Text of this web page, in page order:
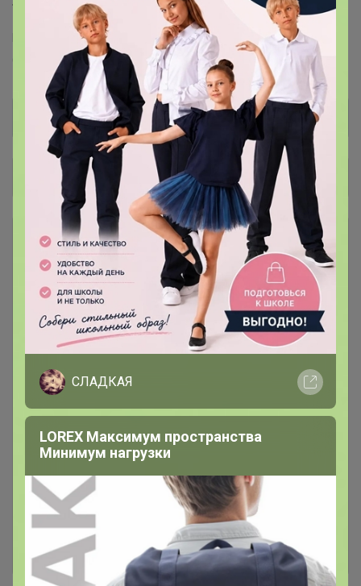
Общий каталог
Распродажа "Arel", By Bone
ТУРЦИЯ
103
Распродажа черной линейки P.L.
Proff Cuisine
100
РАСПРОДАЖА! 92
Столовая посуда P.L. Proff
1.1K
Столовый фарфор Aristocrat,
Noble
Бокалы штучно. Пивные везем
хоть куда, а тонкие только в
Центральном ЦР!
Торговые марки
P.L. Proff Cuisine™
Schott Zwiesel™
Chef&Sommelier™
СЛАДКАЯ
LOREX Максимум пространства
Минимум нагрузки